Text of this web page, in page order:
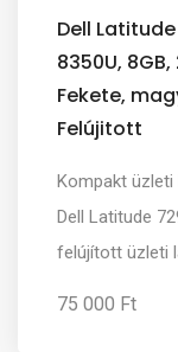
Dell
8350U, 8GB,
Fekete,
Felújitott
Kompakt
Dell Latitude
felújított üzleti
75 000 Ft